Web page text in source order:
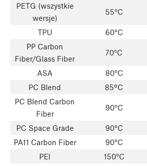
PETG (wszystkie
wersje)
55°C
TPU 60°C
PP Carbon
Fiber/Glass Fiber
70°C
ASA 80°C
PC Blend
85ºC
PC Blend Carbon
Fiber
90°C
PC Space Grade 90°C
PA11 Carbon Fiber
90°C
PEI
150°C